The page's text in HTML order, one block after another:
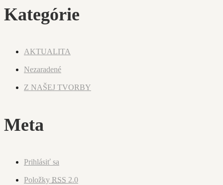
Kategórie
AKTUALITA
Nezaradené
Z NAŠEJ TVORBY
Meta
Prihlásiť sa
Položky RSS 2.0